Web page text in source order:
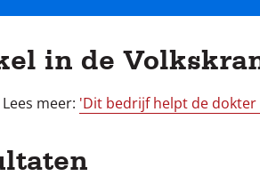
in de
meer: 'Dit bedrijf helpt de